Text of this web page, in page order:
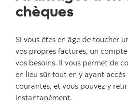
chèques
Si vous êtes en âge de toucher
vos propres factures, un
vos besoins. Il vous permet de
en lieu sûr tout en y ayant
courantes, et vous pouvez y
instantanément.